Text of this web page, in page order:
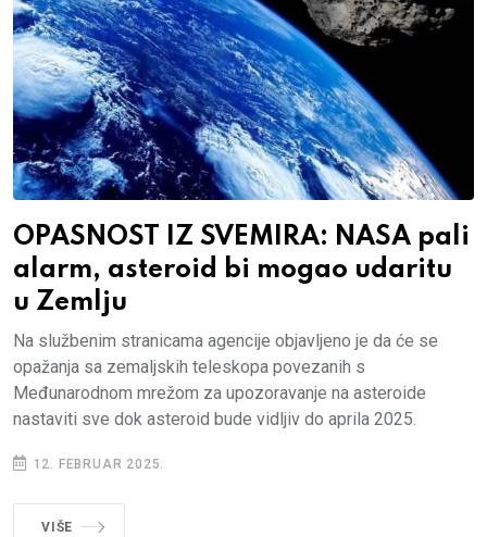
OPASNOST IZ SVEMIRA: NASA pali
alarm, asteroid bi mogao udaritu
u Zemlju
Na službenim stranicama agencije objavljeno je da će se
opažanja sa zemaljskih teleskopa povezanih s
Međunarodnom mrežom za upozoravanje na asteroide
nastaviti sve dok asteroid bude vidljiv do aprila 2025.
12. FEBRUAR 2025.
VIŠE